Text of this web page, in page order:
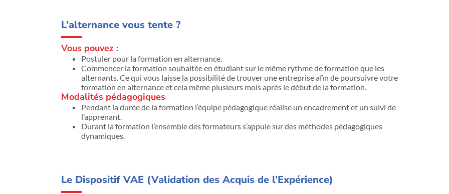
L’alternance vous tente ?
Vous pouvez :
Postuler pour la formation en alternance.
Commencer la formation souhaitée en étudiant sur le même rythme de formation que les
alternants. Ce qui vous laisse la possibilité de trouver une entreprise afin de poursuivre votre
formation en alternance et cela même plusieurs mois après le début de la formation.
Modalités pédagogiques
Pendant la durée de la formation l’équipe pédagogique réalise un encadrement et un suivi de
l’apprenant.
Durant la formation l’ensemble des formateurs s’appuie sur des méthodes pédagogiques
dynamiques.
Le Dispositif VAE (Validation des Acquis de l’Expérience)